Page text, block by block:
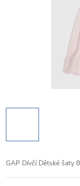
GAP Dívčí Dětské šaty